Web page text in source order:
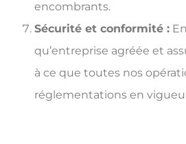
encombrants.
Sécurité et conformité :
qu’entreprise agréée et
à ce que toutes nos
réglementations en